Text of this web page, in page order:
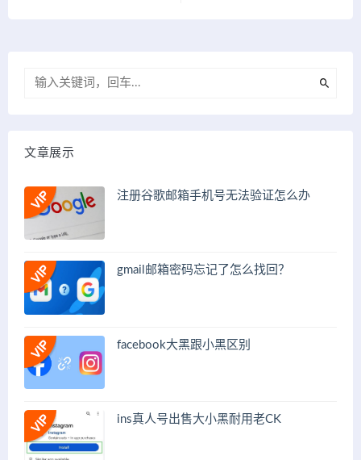
文章展示
注册谷歌邮箱手机号无法验证怎么办
gmail邮箱密码忘记了怎么找回？
facebook大黑跟小黑区别
ins真人号出售大小黑耐用老CK